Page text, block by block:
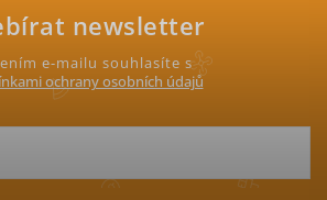
newsletter
e-mailu souhlasíte s
ochrany osobních údajů